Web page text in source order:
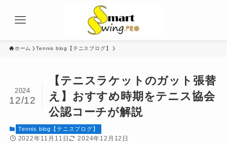
ホーム Tennis blog【テニスブログ】
【テニスラケットのガット張替
え】おすすめ時期をテニス協会
公認コーチが解説
2024
12/12
Tennis blog【テニスブログ】
2022年11月11日 2024年12月12日